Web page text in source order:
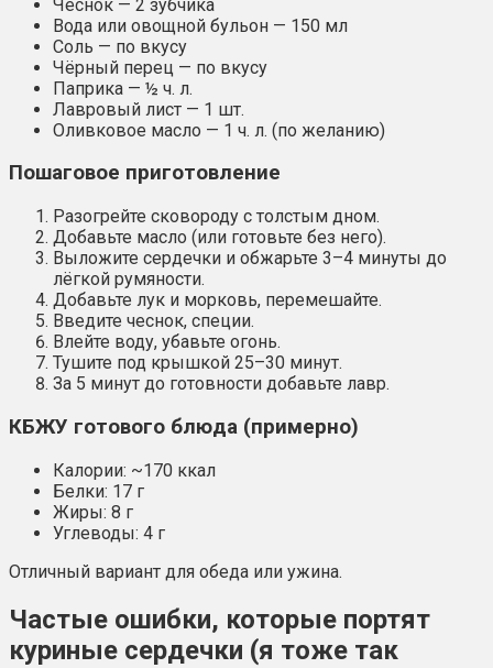
Чеснок — 2 зубчика
Вода или овощной бульон — 150 мл
Соль — по вкусу
Чёрный перец — по вкусу
Паприка — ½ ч. л.
Лавровый лист — 1 шт.
Оливковое масло — 1 ч. л. (по желанию)
Пошаговое приготовление
Разогрейте сковороду с толстым дном.
Добавьте масло (или готовьте без него).
Выложите сердечки и обжарьте 3–4 минуты до
лёгкой румяности.
Добавьте лук и морковь, перемешайте.
Введите чеснок, специи.
Влейте воду, убавьте огонь.
Тушите под крышкой 25–30 минут.
За 5 минут до готовности добавьте лавр.
КБЖУ готового блюда (примерно)
Калории: ~170 ккал
Белки: 17 г
Жиры: 8 г
Углеводы: 4 г
Отличный вариант для обеда или ужина.
Частые ошибки, которые портят
куриные сердечки (я тоже так